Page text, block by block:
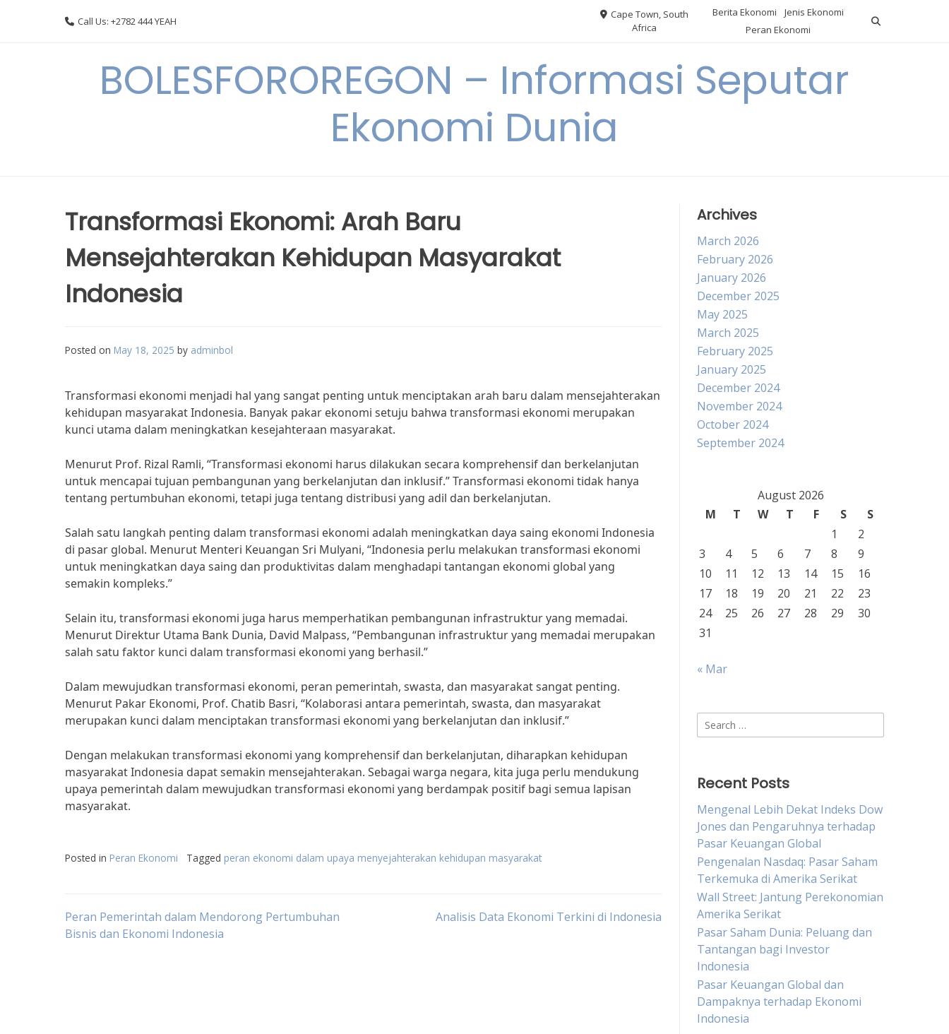
Call Us: +2782 444 YEAH
Cape Town, South
Africa
Berita Ekonomi
Jenis Ekonomi
Peran Ekonomi
BOLESFOROREGON – Informasi Seputar
Ekonomi Dunia
Transformasi Ekonomi: Arah Baru
Mensejahterakan Kehidupan Masyarakat
Indonesia
Posted on May 18, 2025 by adminbol
Transformasi ekonomi menjadi hal yang sangat penting untuk menciptakan arah baru dalam mensejahterakan
kehidupan masyarakat Indonesia. Banyak pakar ekonomi setuju bahwa transformasi ekonomi merupakan
kunci utama dalam meningkatkan kesejahteraan masyarakat.
Menurut Prof. Rizal Ramli, “Transformasi ekonomi harus dilakukan secara komprehensif dan berkelanjutan
untuk mencapai tujuan pembangunan yang berkelanjutan dan inklusif.” Transformasi ekonomi tidak hanya
tentang pertumbuhan ekonomi, tetapi juga tentang distribusi yang adil dan berkelanjutan.
Salah satu langkah penting dalam transformasi ekonomi adalah meningkatkan daya saing ekonomi Indonesia
di pasar global. Menurut Menteri Keuangan Sri Mulyani, “Indonesia perlu melakukan transformasi ekonomi
untuk meningkatkan daya saing dan produktivitas dalam menghadapi tantangan ekonomi global yang
semakin kompleks.”
Selain itu, transformasi ekonomi juga harus memperhatikan pembangunan infrastruktur yang memadai.
Menurut Direktur Utama Bank Dunia, David Malpass, “Pembangunan infrastruktur yang memadai merupakan
salah satu faktor kunci dalam transformasi ekonomi yang berhasil.”
Dalam mewujudkan transformasi ekonomi, peran pemerintah, swasta, dan masyarakat sangat penting.
Menurut Pakar Ekonomi, Prof. Chatib Basri, “Kolaborasi antara pemerintah, swasta, dan masyarakat
merupakan kunci dalam menciptakan transformasi ekonomi yang berkelanjutan dan inklusif.”
Dengan melakukan transformasi ekonomi yang komprehensif dan berkelanjutan, diharapkan kehidupan
masyarakat Indonesia dapat semakin mensejahterakan. Sebagai warga negara, kita juga perlu mendukung
upaya pemerintah dalam mewujudkan transformasi ekonomi yang berdampak positif bagi semua lapisan
masyarakat.
Posted in Peran Ekonomi Tagged peran ekonomi dalam upaya menyejahterakan kehidupan masyarakat
Post
Peran Pemerintah dalam Mendorong Pertumbuhan
Bisnis dan Ekonomi Indonesia
Analisis Data Ekonomi Terkini di Indonesia
Archives
March 2026
February 2026
January 2026
December 2025
May 2025
March 2025
February 2025
January 2025
December 2024
November 2024
October 2024
September 2024
August 2026
M
T W T F S
S
1
2
3
4 5 6 7 8
9
10
11 12 13 14 15
16
17
18 19 20 21 22
23
24
25 26 27 28 29
30
31
« Mar
Search
for:
Recent Posts
Mengenal Lebih Dekat Indeks Dow
Jones dan Pengaruhnya terhadap
Pasar Keuangan Global
Pengenalan Nasdaq: Pasar Saham
Terkemuka di Amerika Serikat
Wall Street: Jantung Perekonomian
Amerika Serikat
Pasar Saham Dunia: Peluang dan
Tantangan bagi Investor
Indonesia
Pasar Keuangan Global dan
Dampaknya terhadap Ekonomi
Indonesia